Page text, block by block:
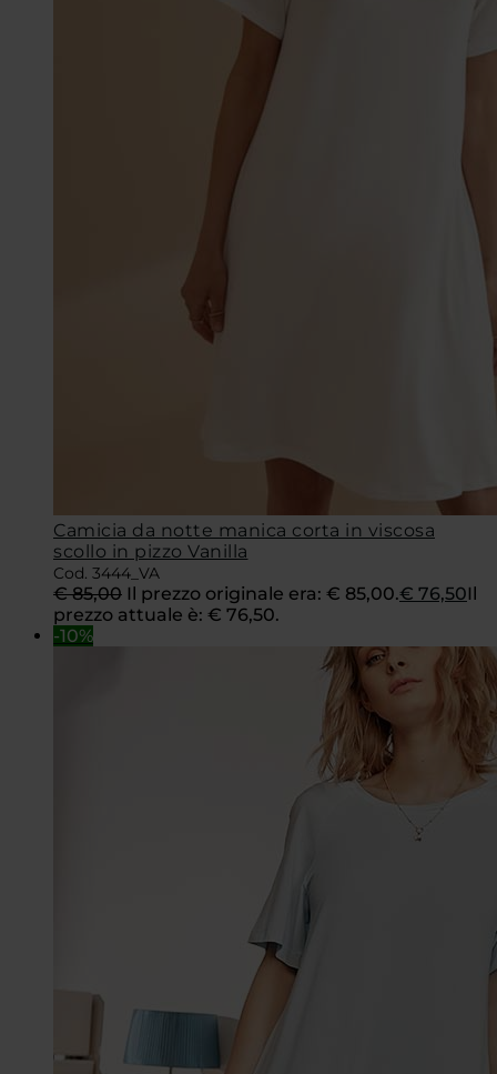
Camicia da notte manica corta in viscosa
scollo in pizzo Vanilla
Cod. 3444_VA
€85,00 Il prezzo originale era: € 85,00.€ 76,50Il
prezzo attuale è: € 76,50.
-10%